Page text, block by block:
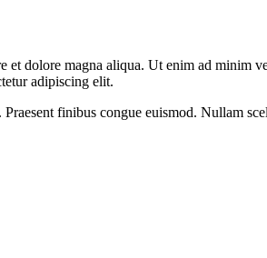
dolore magna aliqua. Ut enim ad minim
adipiscing elit.
finibus congue euismod. Nullam